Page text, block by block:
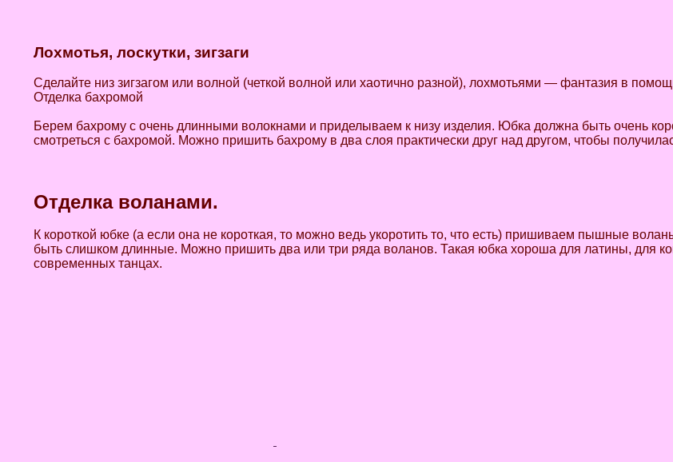
Лохмотья, лоскутки, зигзаги
Сделайте низ зигзагом или волной (четкой волной или хаотично разной), лохмотьями — фантазия в
Отделка бахромой
Берем бахрому с очень длинными волокнами и приделываем к низу изделия. Юбка должна быть очень
смотреться с бахромой. Можно пришить бахрому в два слоя практически друг над другом, чтобы
Отделка воланами.
К короткой юбке (а если она не короткая, то можно ведь укоротить то, что есть) пришиваем пышные
быть слишком длинные. Можно пришить два или три ряда воланов. Такая юбка хороша для латины, для
современных танцах.